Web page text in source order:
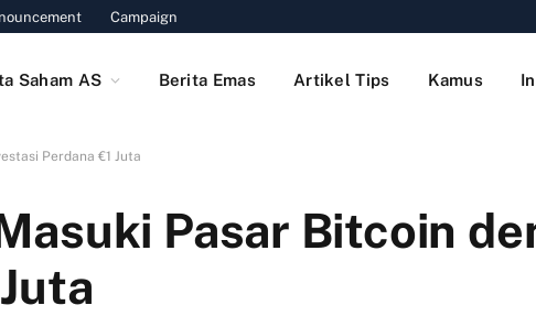
Campaign
Saham AS Berita Emas Artikel Tips Kamus
Perdana €1 Juta
Pasar Bitcoin